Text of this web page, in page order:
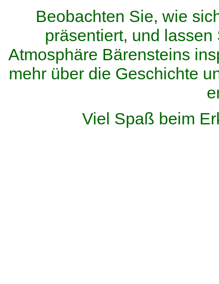
Beobachten Sie, wie
präsentiert, und
Atmosphäre Bärensteins
mehr über die Geschichte
Viel Spaß beim